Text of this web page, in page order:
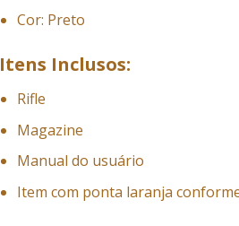
Cor: Preto
Itens Inclusos:
Rifle
Magazine
Manual do usuário
Item com ponta laranja